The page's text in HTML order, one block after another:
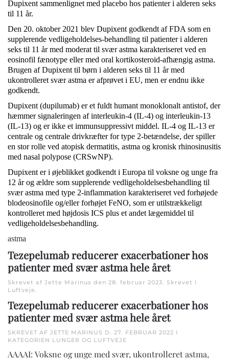
Dupixent sammenlignet med placebo hos patienter i alderen seks
til 11 år.
Den 20. oktober 2021 blev Dupixent godkendt af FDA som en
supplerende vedligeholdelses-behandling til patienter i alderen
seks til 11 år med moderat til svær astma karakteriseret ved en
eosinofil fænotype eller med oral kortikosteroid-afhængig astma.
Brugen af ​​Dupixent til børn i alderen seks til 11 år med
ukontrolleret svær astma er afprøvet i EU, men er endnu ikke
godkendt.
Dupixent (dupilumab) er et fuldt humant monoklonalt antistof, der
hæmmer signaleringen af ​​interleukin-4 (IL-4) og interleukin-13
(IL-13) og er ikke et immunsuppressivt middel. IL-4 og IL-13 er
centrale og centrale drivkræfter for type 2-betændelse, der spiller
en stor rolle ved atopisk dermatitis, astma og kronisk rhinosinusitis
med nasal polypose (CRSwNP).
Dupixent er i øjeblikket godkendt i Europa til voksne og unge fra
12 år og ældre som supplerende vedligeholdelsesbehandling til
svær astma med type 2-inflammation karakteriseret ved forhøjede
blodeosinofile og/eller forhøjet FeNO, som er utilstrækkeligt
kontrolleret med højdosis ICS plus et andet lægemiddel til
vedligeholdelsesbehandling.
astma
Tezepelumab reducerer exacerbationer hos
patienter med svær astma hele året
Skrevet af Jette Marinus den 28. februar 2023. Skrevet i
Luftveje.
Tezepelumab reducerer exacerbationer hos
patienter med svær astma hele året
SKREVET AF JETTE MARINUS D. 27. FEBRUAR 2022 I
KATEGORIEN LUNGER OG LUFTVEJE
AAAAI: Voksne og unge med svær, ukontrolleret astma,